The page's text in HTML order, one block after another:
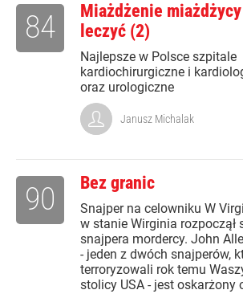
Miażdżenie
leczyć (2)
Najlepsze w Polsce szpitale
kardiochirurgiczne i
oraz urologiczne
84
Janusz Michalak
Bez granic
Snajper na celowniku W
w stanie Wirginia rozpoczął
snajpera mordercy. John
- jeden z dwóch snajperów,
terroryzowali rok temu
stolicy USA - jest oskarżony
90